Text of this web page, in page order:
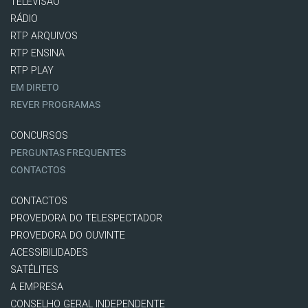
RÁDIO
RTP ARQUIVOS
RTP ENSINA
RTP PLAY
EM DIRETO
REVER PROGRAMAS
CONCURSOS
PERGUNTAS FREQUENTES
CONTACTOS
CONTACTOS
PROVEDORA DO TELESPECTADOR
PROVEDORA DO OUVINTE
ACESSIBILIDADES
SATÉLITES
A EMPRESA
CONSELHO GERAL INDEPENDENTE